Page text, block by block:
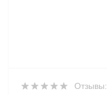
Отзывы: